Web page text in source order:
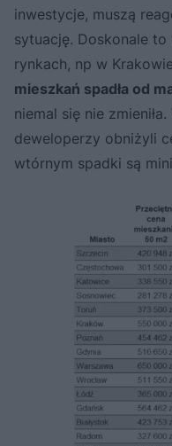
inwestycje, muszą
sytuację. Doskonale
rynkach, np w
mieszkań spadła od
niemal się nie
deweloperzy obniżyli
wtórnym spadki są